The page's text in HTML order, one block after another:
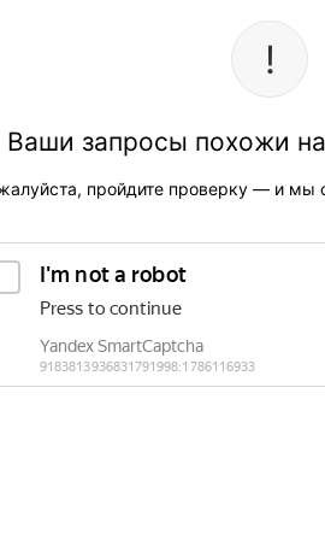
Ваши запросы похожи
пройдите проверку — и мы